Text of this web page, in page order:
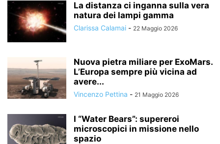
La distanza ci inganna sulla vera
natura dei lampi gamma
Clarissa Calamai - 22 Maggio 2026
Nuova pietra miliare per ExoMars.
L’Europa sempre più vicina ad
avere...
Vincenzo Pettina - 21 Maggio 2026
I “Water Bears”: supereroi
microscopici in missione nello
spazio